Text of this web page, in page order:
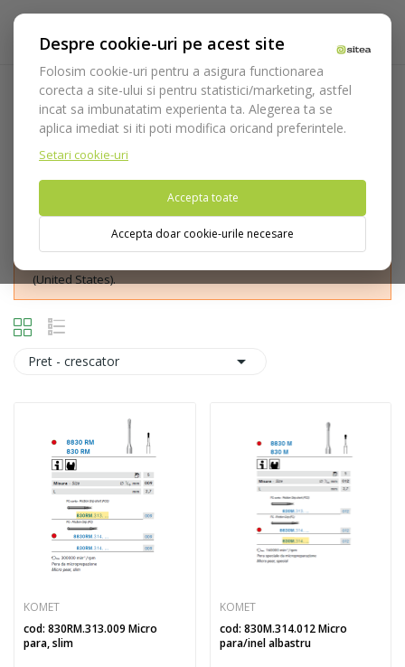
Despre cookie-uri pe acest site
Folosim cookie-uri pentru a asigura functionarea
corecta a site-ului si pentru statistici/marketing, astfel
incat sa imbunatatim experienta ta. Alegerea ta se
aplica imediat si iti poti modifica oricand preferintele.
Setari cookie-uri
Accepta toate
Accepta doar cookie-urile necesare
Micropreparatii
Acasa Consumabile Freze
Freze diamantate
(United States).
Pret - crescator 
KOMET
cod: 830RM.313.009 Micro
para, slim
KOMET
cod: 830M.314.012 Micro
para/inel albastru